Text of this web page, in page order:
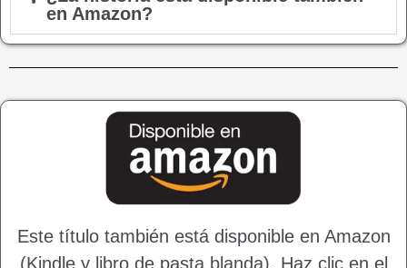
en Amazon?
Este título también está disponible en Amazon
(Kindle y libro de pasta blanda). Haz clic en el